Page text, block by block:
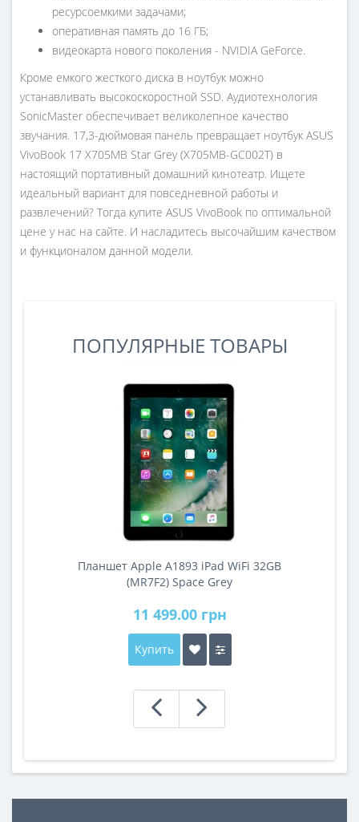
ресурсоемкими задачами;
оперативная память до 16 ГБ;
видеокарта нового поколения - NVIDIA GeForce.
Кроме емкого жесткого диска в ноутбук можно
устанавливать высокоскоростной SSD. Аудиотехнология
SonicMaster обеспечивает великолепное качество
звучания. 17,3-дюймовая панель превращает ноутбук ASUS
VivoBook 17 X705MB Star Grey (X705MB-GC002T) в
настоящий портативный домашний кинотеатр. Ищете
идеальный вариант для повседневной работы и
развлечений? Тогда купите ASUS VivoBook по оптимальной
цене у нас на сайте. И насладитесь высочайшим качеством
и функционалом данной модели.
ПОПУЛЯРНЫЕ ТОВАРЫ
Планшет Apple A1893 iPad WiFi 32GB
(MR7F2) Space Grey
11 499.00 грн
Купить